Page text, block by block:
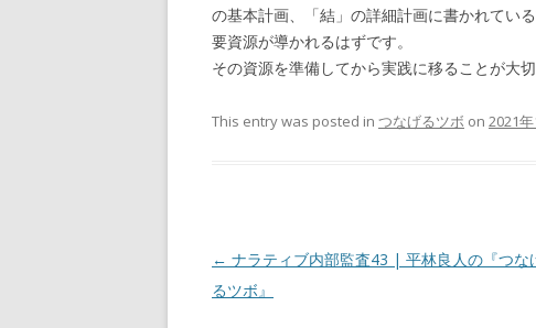
の基本計画、「結」の詳細計画に書かれてい
要資源が導かれるはずです。
その資源を準備してから実践に移ることが大切
This entry was posted in つなげるツボ on 2021
Post navigation
← ナラティブ内部監査43 | 平林良人の『つな
るツボ』